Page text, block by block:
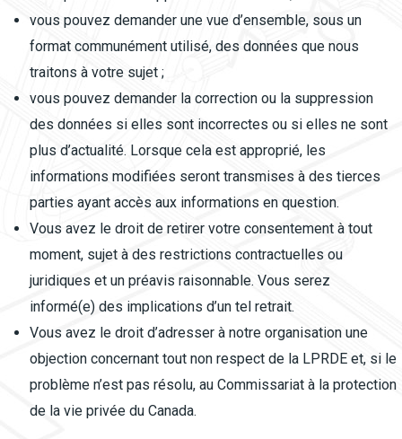
vous pouvez demander une vue d’ensemble, sous un
format communément utilisé, des données que nous
traitons à votre sujet ;
vous pouvez demander la correction ou la suppression
des données si elles sont incorrectes ou si elles ne sont
plus d’actualité. Lorsque cela est approprié, les
informations modifiées seront transmises à des tierces
parties ayant accès aux informations en question.
Vous avez le droit de retirer votre consentement à tout
moment, sujet à des restrictions contractuelles ou
juridiques et un préavis raisonnable. Vous serez
informé(e) des implications d’un tel retrait.
Vous avez le droit d’adresser à notre organisation une
objection concernant tout non respect de la LPRDE et, si le
problème n’est pas résolu, au Commissariat à la protection
de la vie privée du Canada.